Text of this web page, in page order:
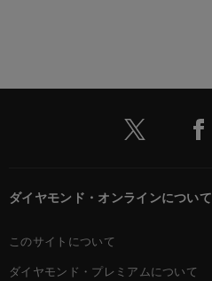
ダイヤモンド・オンラインについて
このサイトについて
ダイヤモンド・プレミアムについて